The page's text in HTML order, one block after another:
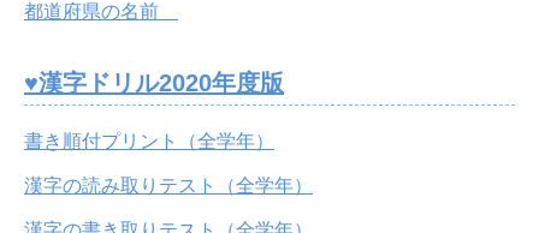
都道府県の名前
♥漢字ドリル2020年度版
書き順付プリント（全学年）
漢字の読み取りテスト（全学年）